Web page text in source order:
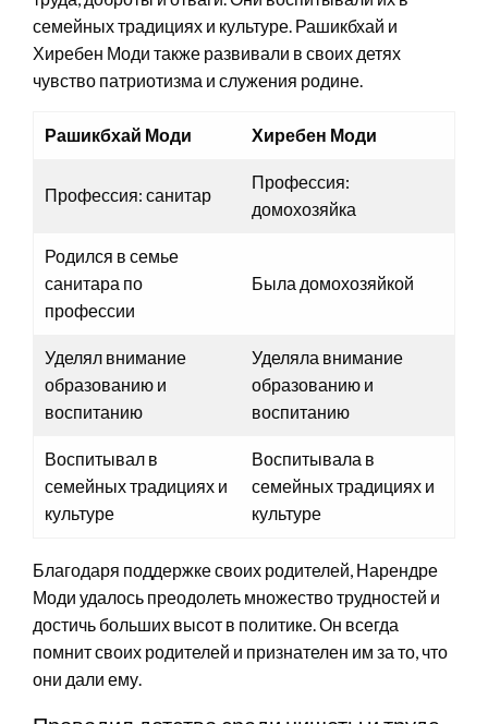
семейных традициях и культуре. Рашикбхай и
Хиребен Моди также развивали в своих детях
чувство патриотизма и служения родине.
Рашикбхай Моди Хиребен Моди
Профессия: санитар
Профессия:
домохозяйка
Родился в семье
санитара по
профессии
Была домохозяйкой
Уделял внимание
образованию и
воспитанию
Уделяла внимание
образованию и
воспитанию
Воспитывал в
семейных традициях и
культуре
Воспитывала в
семейных традициях и
культуре
Благодаря поддержке своих родителей, Нарендре
Моди удалось преодолеть множество трудностей и
достичь больших высот в политике. Он всегда
помнит своих родителей и признателен им за то, что
они дали ему.